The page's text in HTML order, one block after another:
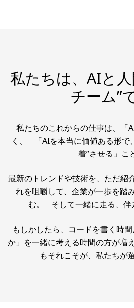
私たちは、AIと人
チーム”
私たちのこれからの仕事は、「
く、 「AIを本当に価値ある形で
着”させる」こ
最新のトレンドや技術を、ただ
れを咀嚼して、企業が一歩を踏
む。 そして一緒に走る、伴
もしかしたら、コードを書く時
か」を一緒に考える時間の方が増
もそれこそが、私たちが